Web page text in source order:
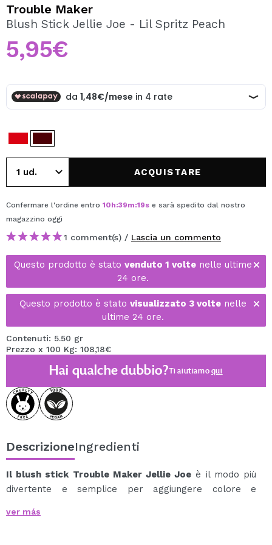
Creando un account su Maquibeauty.it potrai fare i tuoi
acquisti velocemente, controllare lo stato dei tuoi ordini e
consultare le tue operazioni precedenti.
CREARE UN ACCOUNT
Trouble Maker
Blush Stick Jellie Joe - Lil Spritz Peach
5,95€
ACQUISTARE
Confermare l'ordine entro 10h:39m:19s e sarà spedito dal nostro
magazzino oggi
1 comment(s) / Lascia un commento
Questo prodotto è stato venduto 1 volte nelle ultime
24 ore.
Questo prodotto è stato visualizzato 3 volte nelle
ultime 24 ore.
Contenuti: 5.50 gr
Prezzo x 100 Kg: 108,18€
Hai qualche dubbio?Ti aiutiamoqui
DescrizioneIngredienti
Il blush stick Trouble Maker Jellie Joe è il modo più
divertente e semplice per aggiungere colore e
La sua texture leggera e gelatinosa scivola
ver más